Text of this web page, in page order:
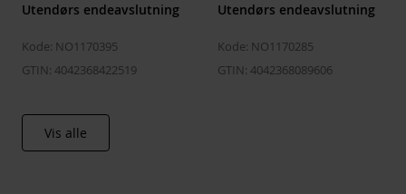
Utendørs endeavslutning
Kode: NO1170395
GTIN: 4042368422519
Utendørs endeavslutning
Kode: NO1170285
GTIN: 4042368089606
Vis alle